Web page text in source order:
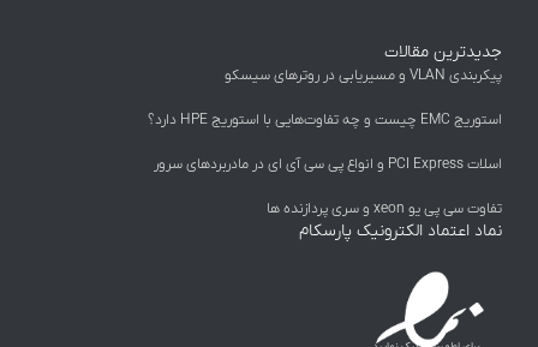
جدیدترین مقالات
پیکربندی VLAN و مسیریابی در روترهای سیسکو
استوریج EMC چیست و چه تفاوت‌هایی با استوریج HPE دارد؟
اسلات PCI Express و انواع پی سی آی ای در مادربردهای سرور
تفاوت سی پی یو xeon و سری پردازنده ها
نماد اعتماد الکترونیک پارسکام